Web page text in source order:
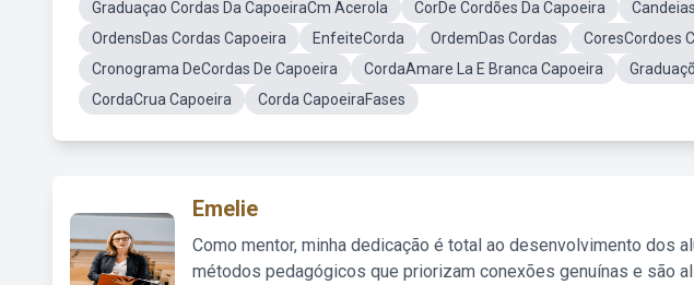
Graduaçao Cordas Da CapoeiraCm Acerola
CorDe Cordões Da Capoeira
OrdensDas Cordas Capoeira
EnfeiteCorda OrdemDas Cordas
CoresCordoes
Cronograma DeCordas De Capoeira
CordaAmare La E Branca Capoeira
CordaCrua Capoeira
Corda CapoeiraFases
Emelie
Como mentor, minha dedicação é total ao desenvolvimento dos
métodos pedagógicos que priorizam conexões genuínas e são